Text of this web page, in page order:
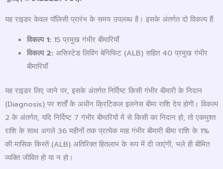
यह राइडर केवल पॉलिसी प्रारंभ के समय उपलब्ध है। इसके अंतर्गत दो विकल्प हैं:
विकल्प 1:15 प्रमुख गंभीर बीमारियाँ
विकल्प 2:असिस्टेड लिविंग बेनिफिट (ALB) सहित 40 प्रमुख गंभीर
बीमारियाँ
यह राइडर लिए जाने पर, इसके अंतर्गत निर्दिष्ट किसी गंभीर बीमारी के निदान
(Diagnosis) पर शर्तों के अधीन क्रिटिकल इलनेस बीमा राशि देय होगी। विकल्प
2 के अंतर्गत, यदि निर्दिष्ट 7 गंभीर बीमारियों में से किसी का निदान हो, तो एकमुश्त
राशि के साथ अगले 36 महीनों तक प्रत्येक माह गंभीर बीमारी बीमा राशि के 1%
की मासिक किस्तें (ALB) अतिरिक्त हितलाभ के रूप में दी जाएंगी, भले ही बीमित
व्यक्ति जीवित हो या न हो।